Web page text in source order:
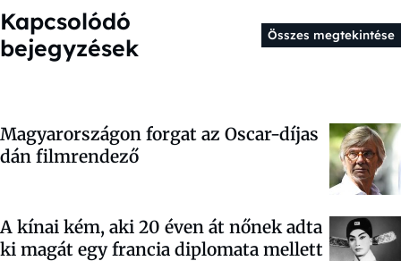
Kapcsolódó
bejegyzések
Összes megtekintése
Magyarországon forgat az Oscar-díjas
dán filmrendező
A kínai kém, aki 20 éven át nőnek adta
ki magát egy francia diplomata mellett